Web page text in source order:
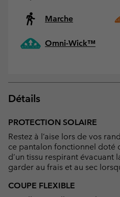
Marche
Omni-Wick™
Détails
PROTECTION SOLAIRE
Restez à l’aise lors de vos
ce pantalon fonctionnel doté
d’un tissu respirant
garder au frais et au sec
COUPE FLEXIBLE